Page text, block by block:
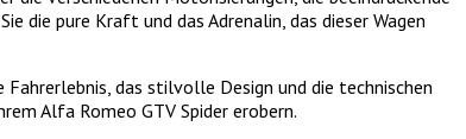
die pure Kraft und das Adrenalin, das dieser Wagen
das stilvolle Design und die technischen
Alfa Romeo GTV Spider erobern.